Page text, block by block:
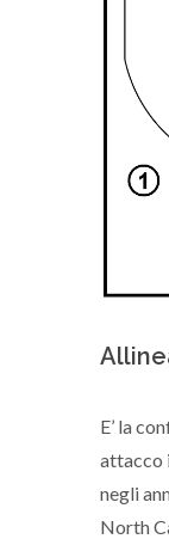
E’ la
attacco
negli
North